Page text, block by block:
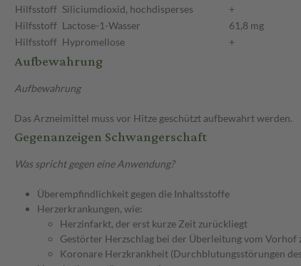
Hilfsstoff Siliciumdioxid, hochdisperses
+
Hilfsstoff Lactose-1-Wasser
61,8 mg
Hilfsstoff Hypromellose +
Aufbewahrung
Aufbewahrung
Das Arzneimittel muss vor Hitze geschützt aufbewahrt werden.
Gegenanzeigen Schwangerschaft
Was spricht gegen eine Anwendung?
Überempfindlichkeit gegen die Inhaltsstoffe
Herzerkrankungen, wie:
Herzinfarkt, der erst kurze Zeit zurückliegt
Gestörter Herzschlag bei der Überleitung vom Vorhof
Koronare Herzkrankheit (Durchblutungsstörungen